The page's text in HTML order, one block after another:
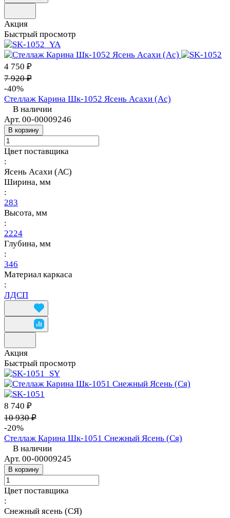
Акция
Быстрый просмотр
4 750 ₽
7 920 ₽
-40%
Стеллаж Карина Шк-1052 Ясень Асахи (Ас)
В наличии
Арт. 00-00009246
В корзину
Цвет поставщика
:
Ясень Асахи (АС)
Ширина, мм
:
283
Высота, мм
:
2224
Глубина, мм
:
346
Материал каркаса
:
ЛДСП
Акция
Быстрый просмотр
8 740 ₽
10 930 ₽
-20%
Стеллаж Карина Шк-1051 Снежный Ясень (Ся)
В наличии
Арт. 00-00009245
В корзину
Цвет поставщика
:
Снежный ясень (СЯ)